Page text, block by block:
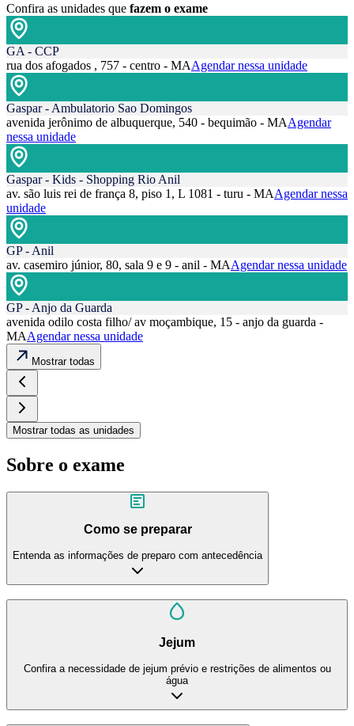
Confira as unidades que fazem o exame
GA - CCP
rua dos afogados , 757 - centro - MAAgendar nessa unidade
Gaspar - Ambulatorio Sao Domingos
avenida jerônimo de albuquerque, 540 - bequimão - MAAgendar
nessa unidade
Gaspar - Kids - Shopping Rio Anil
av. são luis rei de frança 8, piso 1, L 1081 - turu - MAAgendar nessa
unidade
GP - Anil
av. casemiro júnior, 80, sala 9 e 9 - anil - MAAgendar nessa unidade
GP - Anjo da Guarda
avenida odilo costa filho/ av moçambique, 15 - anjo da guarda -
MAAgendar nessa unidade
Mostrar todas
Mostrar todas as unidades
Sobre o exame
Como se preparar
Entenda as informações de preparo com antecedência
Jejum
Confira a necessidade de jejum prévio e restrições de alimentos ou
água